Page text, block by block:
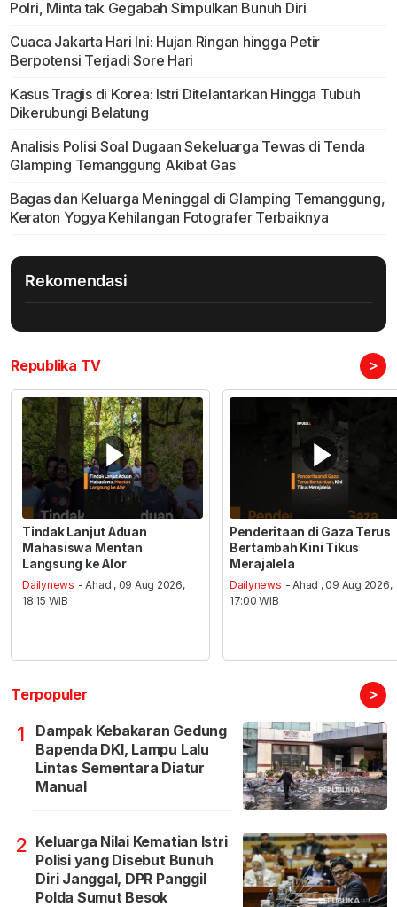
Polri, Minta tak Gegabah Simpulkan Bunuh Diri
Cuaca Jakarta Hari Ini: Hujan Ringan hingga Petir
Berpotensi Terjadi Sore Hari
Kasus Tragis di Korea: Istri Ditelantarkan Hingga Tubuh
Dikerubungi Belatung
Analisis Polisi Soal Dugaan Sekeluarga Tewas di Tenda
Glamping Temanggung Akibat Gas
Bagas dan Keluarga Meninggal di Glamping Temanggung,
Keraton Yogya Kehilangan Fotografer Terbaiknya
Rekomendasi
Republika TV >
Tindak Lanjut Aduan
Mahasiswa Mentan
Langsung ke Alor
Dailynews - Ahad , 09 Aug 2026,
18:15 WIB
Penderitaan di Gaza Terus
Bertambah Kini Tikus
Merajalela
Dailynews - Ahad , 09 Aug 2026,
17:00 WIB
Terpopuler >
1
Dampak Kebakaran Gedung
Bapenda DKI, Lampu Lalu
Lintas Sementara Diatur
Manual
2 Keluarga Nilai Kematian Istri
Polisi yang Disebut Bunuh
Diri Janggal, DPR Panggil
Polda Sumut Besok